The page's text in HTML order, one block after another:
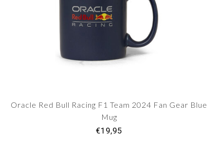
Oracle Red Bull Racing F1 Team 2024 Fan Gear Blue
Mug
€19,95